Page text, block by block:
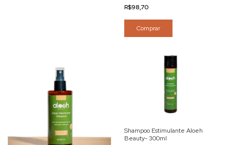
R$98,70
Comprar
Shampoo Estimulante Aloeh
Beauty- 300ml